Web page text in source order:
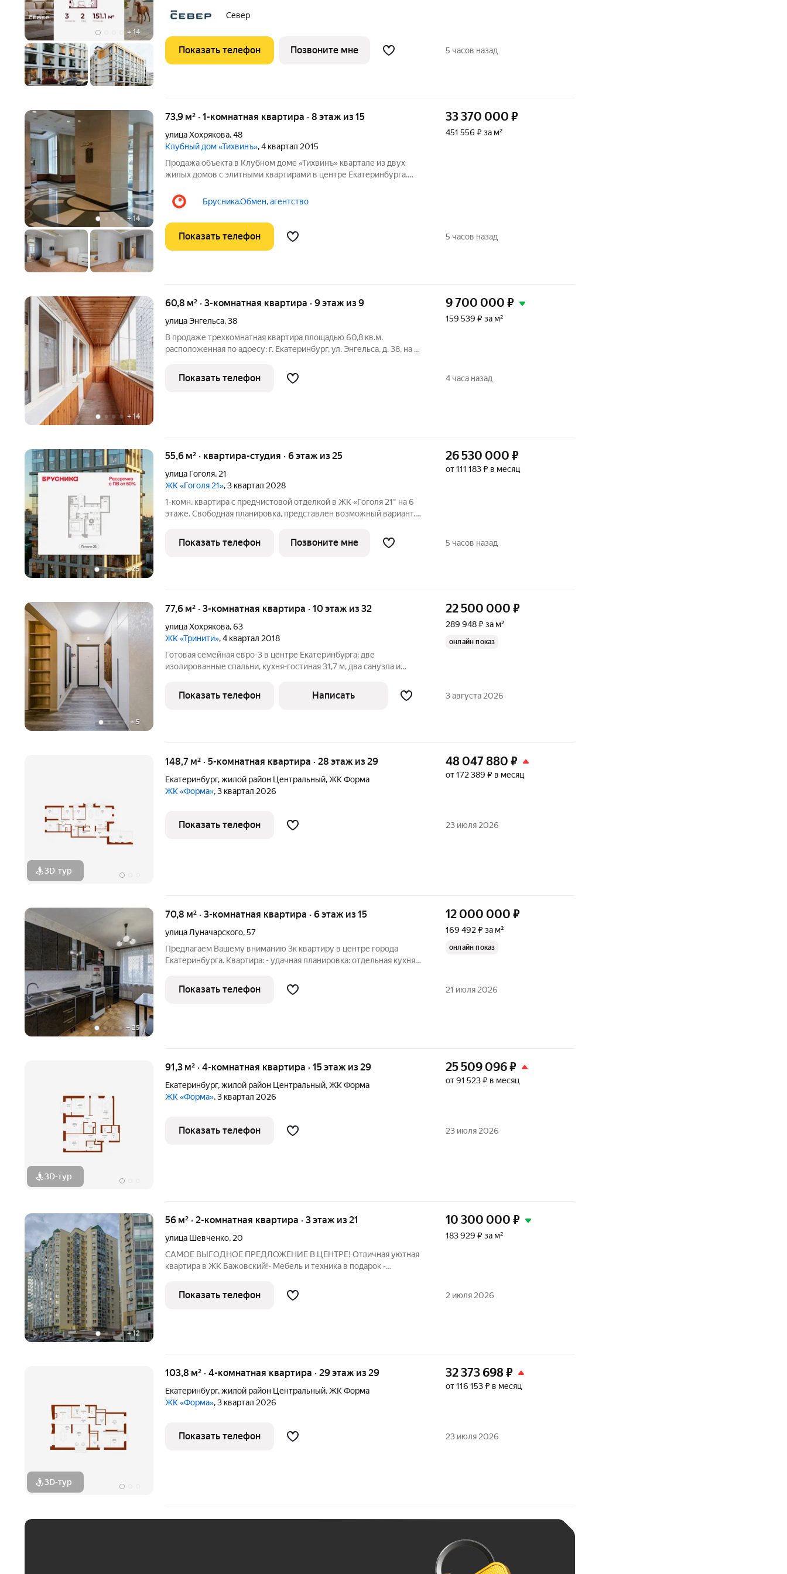
+ 14
особенностей планировки изолированные комнаты с окнами на
Север
Показать телефон Позвоните мне 5 часов назад
+14
73,9 м² · 1-комнатная квартира · 8 этаж из 15
улица Хохрякова,48
Клубный дом «Тихвинъ», 4 квартал 2015
Продажа объекта в Клубном доме «Тихвинъ» квартале из двух
жилых домов с элитными квартирами в центре Екатеринбурга.
Екатеринбурге. Клубный дом «Тихвинъ» квартал из двух жилых
домов с элитными
Брусника.Обмен, агентство
33 370 000 ₽
451 556 ₽ за м²
Показать телефон 5 часов назад
+14
60,8 м² · 3-комнатная квартира · 9 этаж из 9
улица Энгельса,38
В продаже трехкомнатная квартира площадью 60,8 кв.м.
расположенная по адресу: г. Екатеринбург, ул. Энгельса, д. 38, на 9
постройки - проведен капитальный ремонт крыши, есть
технический этаж -
9 700 000 ₽
159 539 ₽ за м²
Показать телефон 4 часа назад
+25
55,6 м² · квартира-студия · 6 этаж из 25
улица Гоголя, 21
ЖК «Гоголя 21», 3 квартал 2028
1-комн. квартира с предчистовой отделкой в ЖК «Гоголя 21" на 6
этаже. Свободная планировка, представлен возможный вариант.
кухни-столовой: 22.1 кв.м. Все окна выходят на одну сторону.
26 530 000 ₽
от 111 183 ₽ в месяц
Показать телефон Позвоните мне 5 часов назад
+ 5
77,6 м² · 3-комнатная квартира · 10 этаж из 32
улица Хохрякова,63
ЖК «Тринити», 4 квартал 2018
Готовая семейная евро-3 в центре Екатеринбурга: две
изолированные спальни, кухня-гостиная 31,7 м, два санузла и
«Тринити». В стоимость входят встроенная мебель, кухня и
техника. Можно переехать
22 500 000 ₽
289 948 ₽ за м²
онлайн показ
Показать телефон Написать 3 августа 2026
3D-тур
148,7 м² · 5-комнатная квартира · 28 этаж из 29
Екатеринбург,жилой район Центральный,ЖК Форма
ЖК «Форма», 3 квартал 2026
48 047 880 ₽
от 172 389 ₽ в месяц
Показать телефон 23 июля 2026
+25
70,8 м² · 3-комнатная квартира · 6 этаж из 15
улица Луначарского,57
Предлагаем Вашему вниманию 3к квартиру в центре города
Екатеринбурга. Квартира: - удачная планировка: отдельная кухня,
кладовая; - светлая квартира - полы - паркет, стены-обои, в ванной
12 000 000 ₽
169 492 ₽ за м²
онлайн показ
Показать телефон 21 июля 2026
3D-тур
91,3 м² · 4-комнатная квартира · 15 этаж из 29
Екатеринбург,жилой район Центральный,ЖК Форма
ЖК «Форма», 3 квартал 2026
25 509 096₽
от 91 523 ₽ в месяц
Показать телефон 23 июля 2026
+12
56 м² · 2-комнатная квартира · 3 этаж из 21
улица Шевченко, 20
САМОЕ ВЫГОДНОЕ ПРЕДЛОЖЕНИЕ В ЦЕНТРЕ! Отличная уютная
квартира в ЖК Бажовский!- Мебель и техника в подарок -
Консьерж сервис - Дом в дали от шумных улиц окруженный
зеленью - Большая закрытая
10 300 000 ₽
183 929 ₽ за м²
Показать телефон 2 июля 2026
3D-тур
103,8 м² · 4-комнатная квартира · 29 этаж из 29
Екатеринбург,жилой район Центральный,ЖК Форма
ЖК «Форма», 3 квартал 2026
32 373 698₽
от 116 153 ₽ в месяц
Показать телефон 23 июля 2026